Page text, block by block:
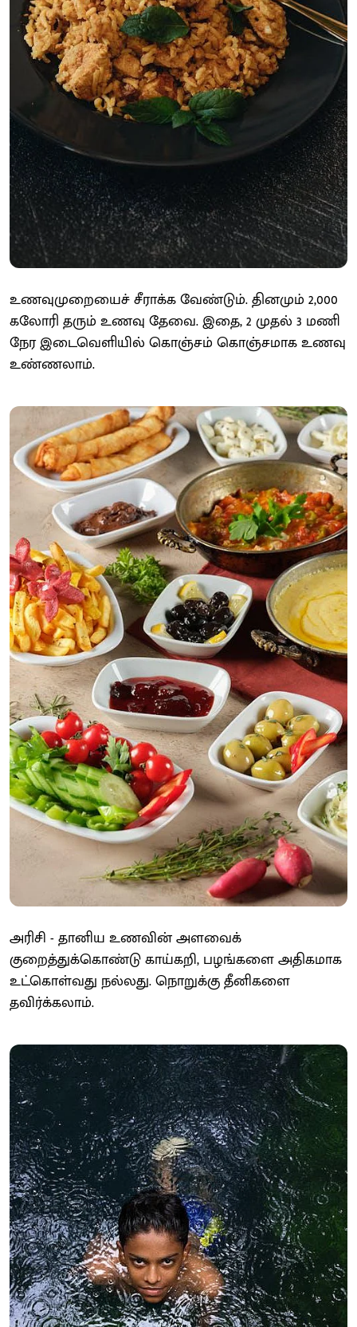
உணவுமுறையைச் சீராக்க வேண்டும். தினமும் 2,000
கலோரி தரும் உணவு தேவை. இதை, 2 முதல் 3 மணி
நேர இடைவெளியில் கொஞ்சம் கொஞ்சமாக உணவு
உண்ணலாம்.
அரிசி - தானிய உணவின் அளவைக்
குறைத்துக்கொண்டு காய்கறி, பழங்களை அதிகமாக
உட்கொள்வது நல்லது. நொறுக்கு தீனிகளை
தவிர்க்கலாம்.